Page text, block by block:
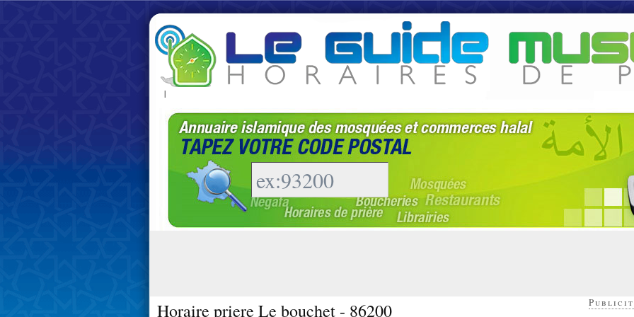
|
Horaire priere Le bouchet - 86200